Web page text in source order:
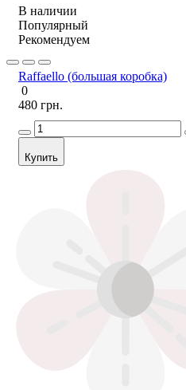
В наличии
Популярный
Рекомендуем
Raffaello (большая коробка)
0
480 грн.
Купить